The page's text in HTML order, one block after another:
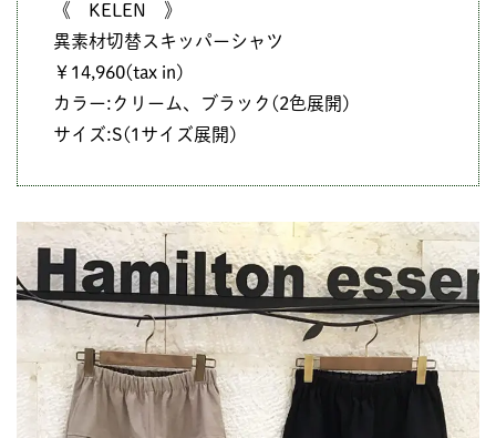
《 KELEN 》
異素材切替スキッパーシャツ
￥14,960(tax in)
カラー:クリーム、ブラック(2色展開)
サイズ:S(1サイズ展開)